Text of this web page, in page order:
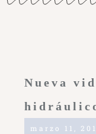
Nueva
marzo 11,